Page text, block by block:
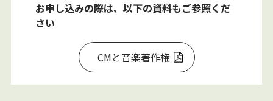
お申し込みの際は、以下の資料もご参照くだ
さい
CMと音楽著作権